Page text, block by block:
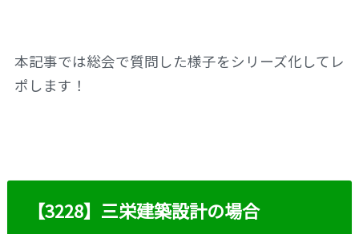
本記事では総会で質問した様子をシリーズ化してレ
ポします！
【3228】三栄建築設計の場合